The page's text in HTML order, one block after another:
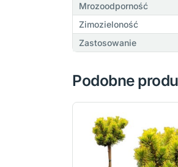
Mrozoodporność
Zimozieloność
Zastosowanie
Podobne